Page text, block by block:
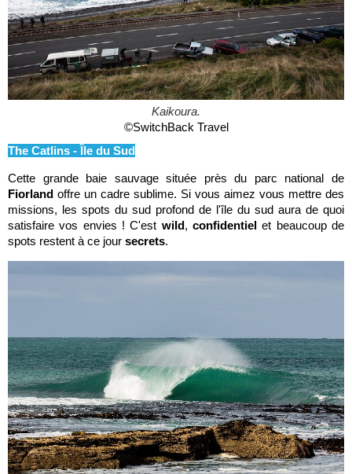
Kaikoura.
©SwitchBack Travel
The Catlins - Île du Sud
Cette grande baie sauvage située près du parc national de
Fiorland offre un cadre sublime. Si vous aimez vous mettre des
missions, les spots du sud profond de l'île du sud aura de quoi
satisfaire vos envies ! C'est wild,confidentiel et beaucoup de
spots restent à ce jour secrets.